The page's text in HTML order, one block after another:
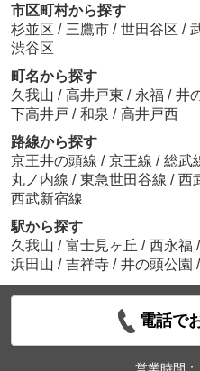
市区町村から探す
杉並区 / 三鷹市 / 世田谷区 /
渋谷区
町名から探す
久我山 / 高井戸東 / 永福 / 井
下高井戸 / 和泉 / 高井戸西
路線から探す
京王井の頭線 / 京王線 / 総武
丸ノ内線 / 東急世田谷線 / 西
西武新宿線
駅から探す
久我山 / 富士見ヶ丘 / 西永福 /
浜田山 / 吉祥寺 / 井の頭公園 /
電話で